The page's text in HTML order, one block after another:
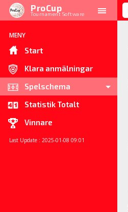
ProCup
Tournament Software
MENY
Start
Klara anmälningar
Spelschema
Statistik Totalt
Vinnare
Last Update : 2025-01-08 09:01